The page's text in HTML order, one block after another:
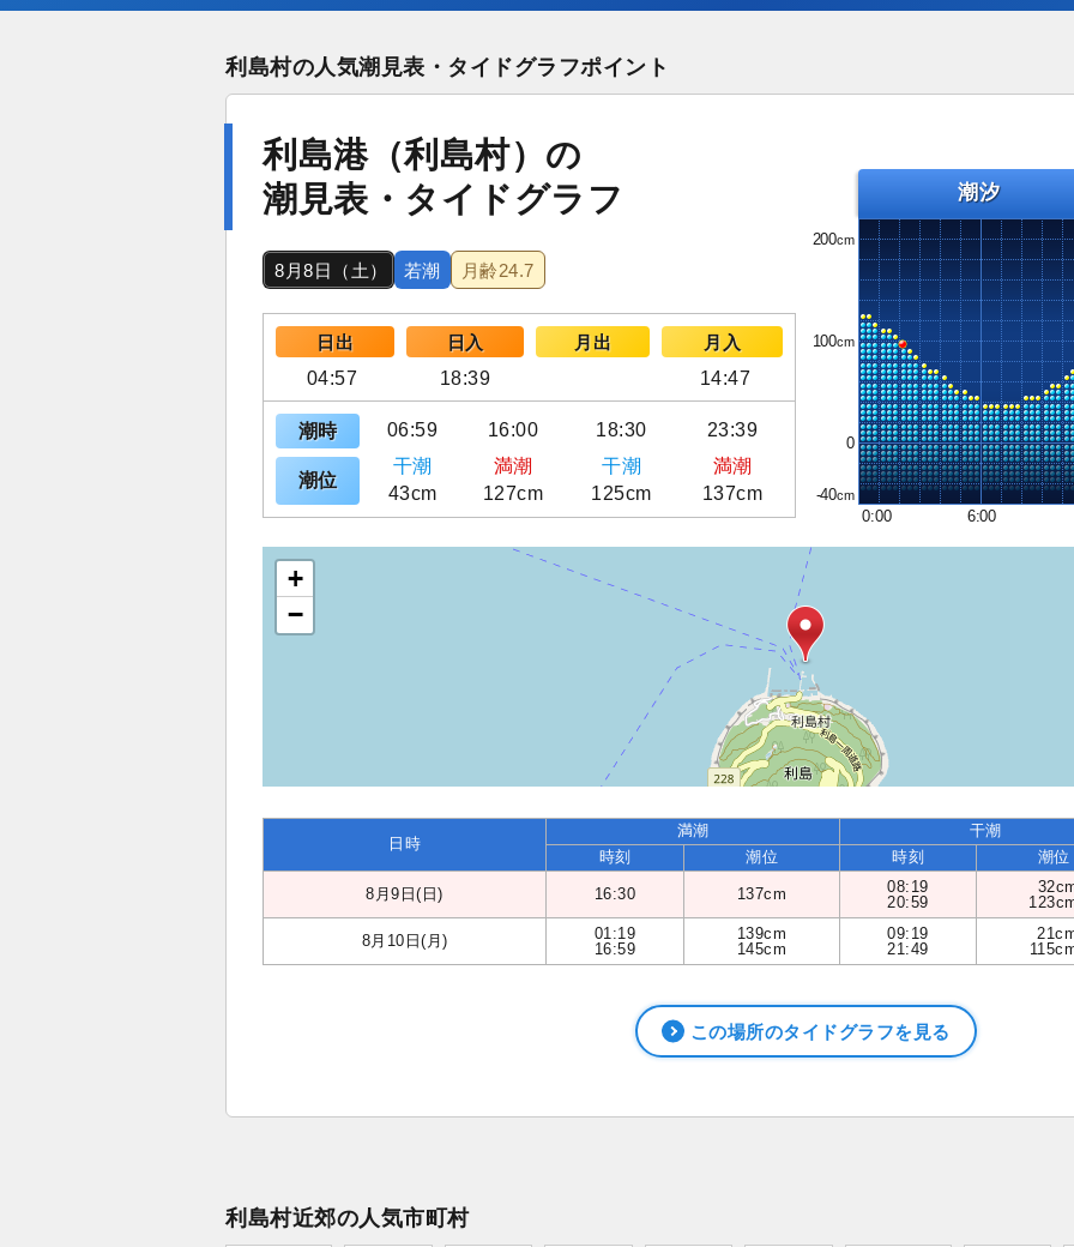
利島村の人気潮見表・タイドグラフポイント
利島港（利島村）の
潮見表・タイドグラフ
8月8日（土） 若潮 月齢24.7
日出 日入 月出
月入
04:57
18:39 14:47
潮時 06:59 16:00 18:30 23:39
潮位
干潮 満潮 干潮
満潮
43cm
127cm 125cm 137cm
潮汐
200
100
0
-40
0:00
6:00
+
−
日時
満潮 干潮
時刻 潮位 時刻 潮位
8月9日(日) 16:30 137cm
08:19
20:59
8月10日(月)
01:19
16:59
139cm
145cm
09:19
21:49
この場所のタイドグラフを見る
利島村近郊の人気市町村